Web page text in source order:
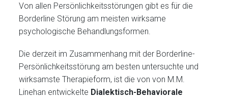
Von allen Persönlichkeitsstörungen gibt es für die
Borderline Störung am meisten wirksame
psychologische Behandlungsformen.
Die derzeit im Zusammenhang mit der Borderline-
Persönlichkeitsstörung am besten untersuchte und
wirksamste Therapieform, ist die von von M.M.
Linehan entwickelte Dialektisch-Behaviorale